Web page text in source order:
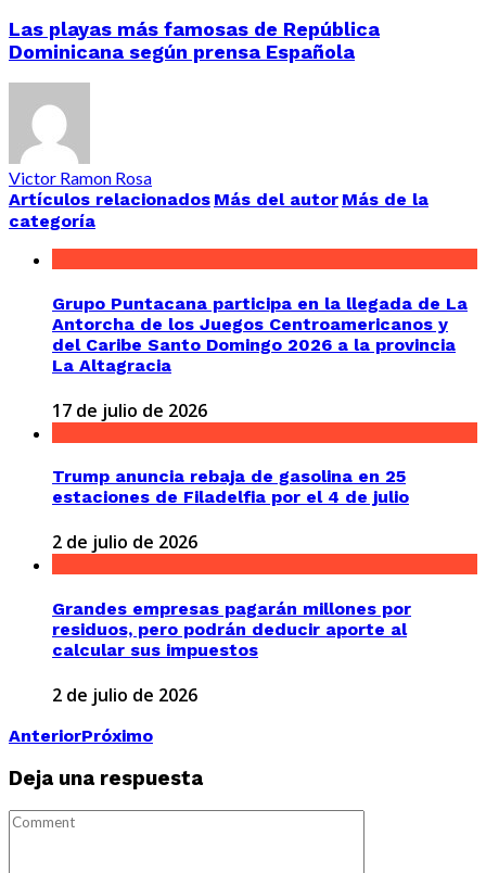
Las playas más famosas de República
Dominicana según prensa Española
Victor Ramon Rosa
Artículos relacionados Más del autor Más de la
categoría
Grupo Puntacana participa en la llegada de La
Antorcha de los Juegos Centroamericanos y
del Caribe Santo Domingo 2026 a la provincia
La Altagracia
17 de julio de 2026
Trump anuncia rebaja de gasolina en 25
estaciones de Filadelfia por el 4 de julio
2 de julio de 2026
Grandes empresas pagarán millones por
residuos, pero podrán deducir aporte al
calcular sus impuestos
2 de julio de 2026
AnteriorPróximo
Deja una respuesta